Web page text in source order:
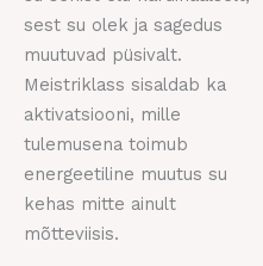
sest su olek ja sagedus
muutuvad püsivalt.
Meistriklass sisaldab ka
aktivatsiooni, mille
tulemusena toimub
energeetiline muutus su
kehas mitte ainult
mõtteviisis.